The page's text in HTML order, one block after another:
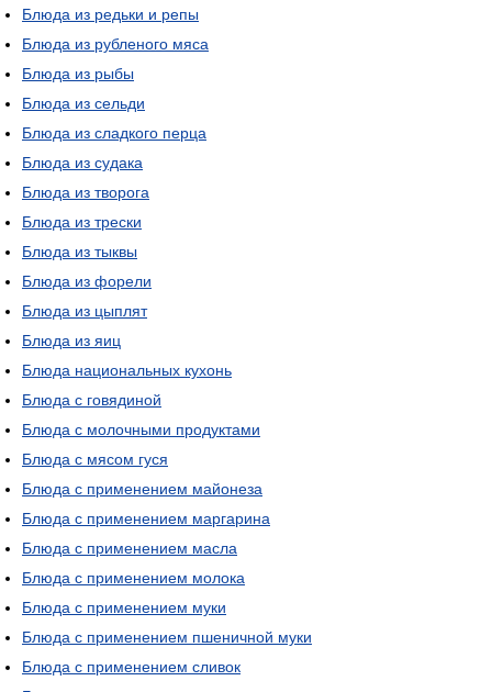
Блюда из редьки и репы
Блюда из рубленого мяса
Блюда из рыбы
Блюда из сельди
Блюда из сладкого перца
Блюда из судака
Блюда из творога
Блюда из трески
Блюда из тыквы
Блюда из форели
Блюда из цыплят
Блюда из яиц
Блюда национальных кухонь
Блюда с говядиной
Блюда с молочными продуктами
Блюда с мясом гуся
Блюда с применением майонеза
Блюда с применением маргарина
Блюда с применением масла
Блюда с применением молока
Блюда с применением муки
Блюда с применением пшеничной муки
Блюда с применением сливок